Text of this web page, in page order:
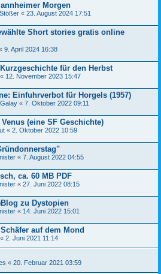
Morgen
« 23. August 2024 17:51
Short stories gratis online
9. April 2024 16:38
für den Herbst
« 12. November 2023 15:47
Einfuhrverbot für Horgels (1957)
« 7. Oktober 2022 09:11
(eine SF Geschichte)
« 2. Oktober 2022 10:59
« 7. August 2022 04:55
ca. 60 MB PDF
« 27. Juni 2022 08:15
zu Dystopien
« 14. Juni 2022 15:01
auf dem Mond
« 2. Juni 2021 11:14
« 20. Februar 2021 03:59